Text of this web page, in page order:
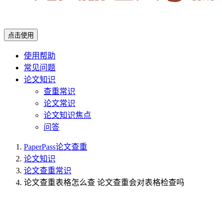
点击使用
使用帮助
常见问题
论文知识
查重常识
论文常识
论文知识焦点
问答
PaperPass论文查重
论文知识
论文查重常识
论文查重表格怎么查 论文查重会对表格检查吗